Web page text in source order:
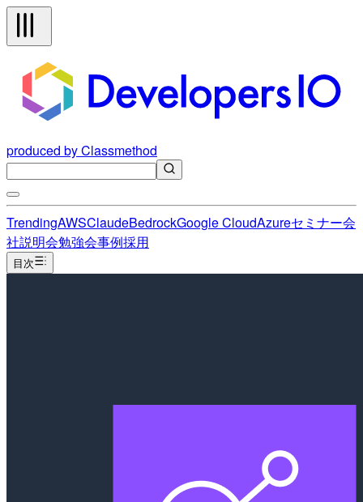
produced by Classmethod
TrendingAWSClaudeBedrockGoogle CloudAzureセミナー会
社説明会勉強会事例採用
目次